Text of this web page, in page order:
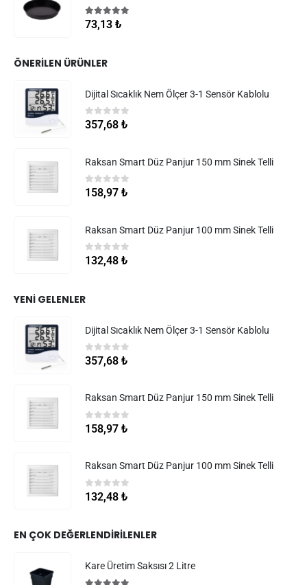
5.005 üzerinden
73,13 ₺
ÖNERILEN ÜRÜNLER
Dijital Sıcaklık Nem Ölçer 3-1 Sensör Kablolu
05 üzerinden
357,68 ₺
Raksan Smart Düz Panjur 150 mm Sinek Telli
0 5 üzerinden
158,97 ₺
Raksan Smart Düz Panjur 100 mm Sinek Telli
05 üzerinden
132,48 ₺
YENI GELENLER
Dijital Sıcaklık Nem Ölçer 3-1 Sensör Kablolu
05 üzerinden
357,68 ₺
Raksan Smart Düz Panjur 150 mm Sinek Telli
0 5 üzerinden
158,97 ₺
Raksan Smart Düz Panjur 100 mm Sinek Telli
05 üzerinden
132,48 ₺
EN ÇOK DEĞERLENDIRILENLER
Kare Üretim Saksısı 2 Litre